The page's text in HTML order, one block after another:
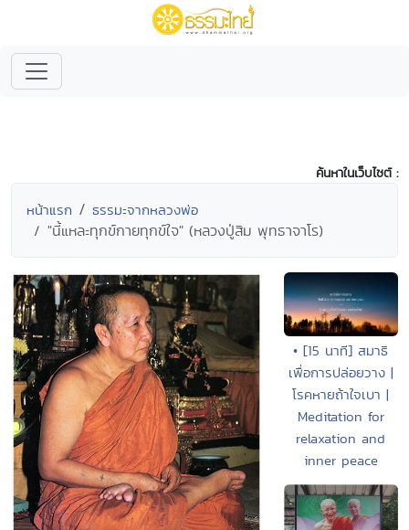
ค้นหาในเว็บไซต์ :
หน้าแรก ธรรมะจากหลวงพ่อ
"นี้แหละทุกข์กายทุกข์ใจ" (หลวงปู่สิม พุทธาจาโร)
• [15 นาที] สมาธิ
เพื่อการปล่อยวาง |
โรคหายถ้าใจเบา |
Meditation for
relaxation and
inner peace